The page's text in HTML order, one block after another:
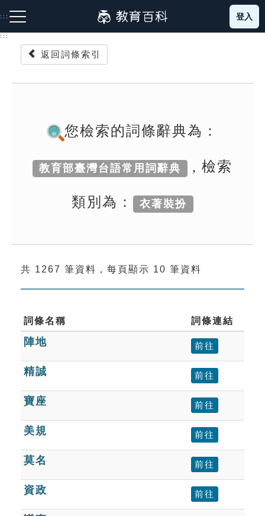
到
主
:::
成語故事
索引選單
單字索引
生命大百科索引
遊戲專區
教學應用
貓頭鷹博士
登入
:::
返回詞條索引
您檢索的詞條辭典為：
教育部臺灣台語常用詞辭典 , 檢索
類別為： 衣著裝扮
共 1267 筆資料，每頁顯示 10 筆資料
詞條名稱 詞條連結
陣地 前往
精誠 前往
寶座 前往
美規 前往
莫名 前往
資政 前往